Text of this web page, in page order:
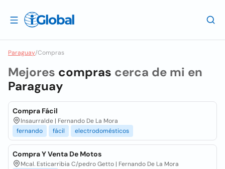
Paraguay/Compras
Mejores compras cerca de mi en
Paraguay
Compra Fácil
Insaurralde | Fernando De La Mora
fernando
fácil electrodomésticos
Compra Y Venta De Motos
Mcal. Esticarribia C/pedro Getto | Fernando De La Mora